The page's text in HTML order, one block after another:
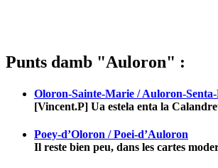
Punts damb "Auloron" :
Oloron-Sainte-Marie / Auloron-
[Vincent.P] Ua estela enta la
Poey-d’Oloron / Poei-d’Auloron
Il reste bien peu, dans les cartes